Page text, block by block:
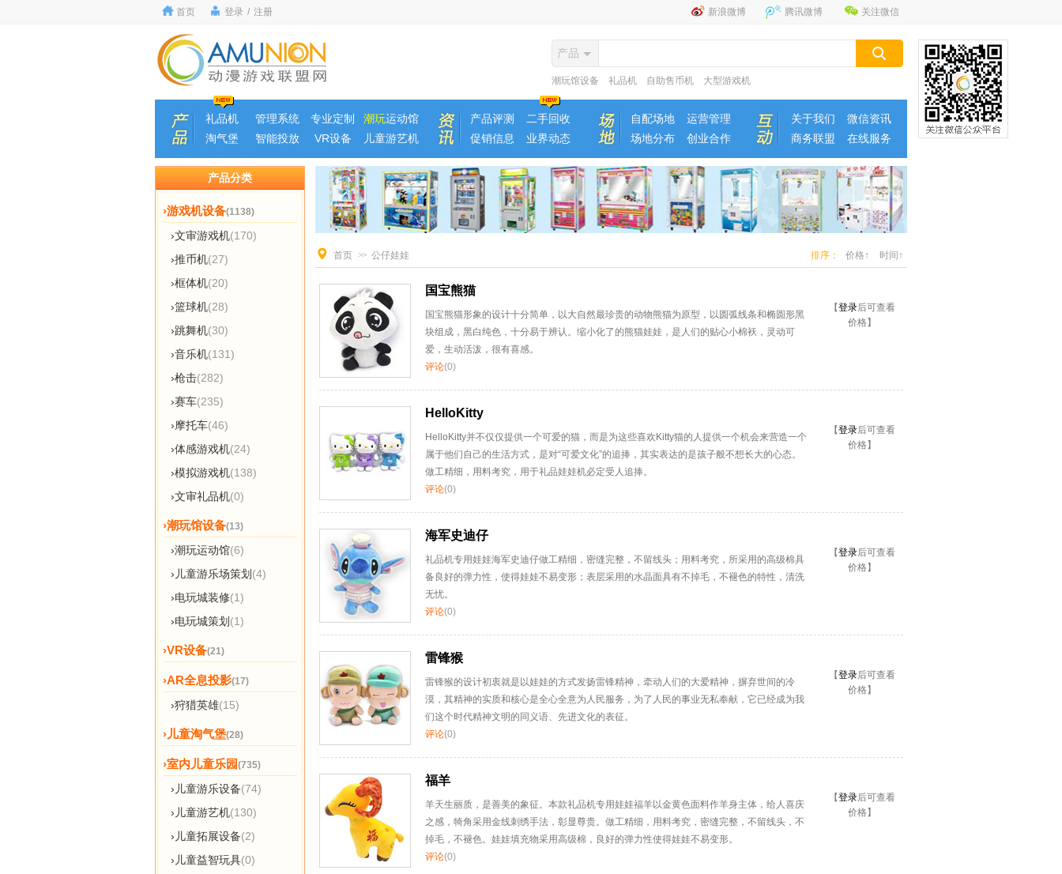
首页 登录 / 注册 新浪微博 腾讯微博 关注微信
产品
潮玩馆设备 礼品机 自助售币机 大型游戏机
礼品机 管理系统 专业定制 潮玩运动馆
淘气堡
智能投放 VR设备 儿童游艺机
产品评测
二手回收
促销信息
业界动态
自配场地
运营管理
场地分布
创业合作
关于我们
微信资讯
商务联盟
在线服务
产品分类
›游戏机设备(1138)
›文审游戏机(170)
›推币机(27)
›框体机(20)
›篮球机(28)
›跳舞机(30)
›音乐机(131)
›枪击(282)
›赛车(235)
›摩托车(46)
›体感游戏机(24)
›模拟游戏机(138)
›文审礼品机(0)
›潮玩馆设备(13)
›潮玩运动馆(6)
›儿童游乐场策划 (4)
›电玩城装修(1)
›电玩城策划 (1)
›VR设备(21)
›AR全息投影(17)
›狩猎英雄(15)
›儿童淘气堡(28)
›室内儿童乐园(735)
›儿童游乐设备(74)
›儿童游艺机(130)
›儿童拓展设备(2)
›儿童益智玩具(0)
首页 >> 公仔娃娃 排序： 价格↑ 时间↑
国宝熊猫
国宝熊猫形象的设计十分简单，以大自然最珍贵的动物熊猫为原型，以圆弧线条和椭圆形黑
块组成，黑白纯色，十分易于辨认。缩小化了的熊猫娃娃，是人们的贴心小棉袄，灵动可
爱，生动活泼，很有喜感。
评论(0)
【登录后可查看
价格】
HelloKitty
HelloKitty并不仅仅提供一个可爱的猫，而是为这些喜欢Kitty猫的人提供一个机会来营造一个
属于他们自己的生活方式，是对“可爱文化”的追捧，其实表达的是孩子般不想长大的心态。
做工精细，用料考究，用于礼品娃娃机必定受人追捧。
评论(0)
【登录后可查看
价格】
海军史迪仔
礼品机专用娃娃海军史迪仔做工精细，密缝完整，不留线头；用料考究，所采用的高级棉具
备良好的弹力性，使得娃娃不易变形；表层采用的水晶面具有不掉毛，不褪色的特性，清洗
无忧。
评论(0)
【登录后可查看
价格】
雷锋猴
雷锋猴的设计初衷就是以娃娃的方式发扬雷锋精神，牵动人们的大爱精神，摒弃世间的冷
漠，其精神的实质和核心是全心全意为人民服务，为了人民的事业无私奉献，它已经成为我
们这个时代精神文明的同义语、先进文化的表征。
评论(0)
【登录后可查看
价格】
福羊
羊天生丽质，是善美的象征。本款礼品机专用娃娃福羊以金黄色面料作羊身主体，给人喜庆
之感，犄角采用金线刺绣手法，彰显尊贵。做工精细，用料考究，密缝完整，不留线头，不
掉毛，不褪色。娃娃填充物采用高级棉，良好的弹力性使得娃娃不易变形。
评论(0)
【登录后可查看
价格】